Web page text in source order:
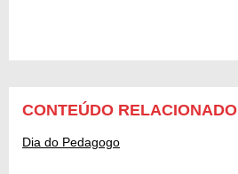
CONTEÚDO RELACIONADO
Dia do Pedagogo